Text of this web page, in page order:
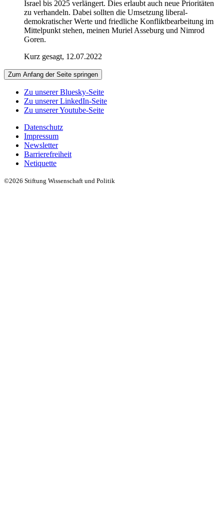
Israel bis 2025 verlängert. Dies erlaubt auch neue Prioritäten
zu verhandeln. Dabei sollten die Umsetzung liberal-
demokratischer Werte und friedliche Konfliktbearbeitung im
Mittelpunkt stehen, meinen Muriel Asseburg und Nimrod
Goren.
Kurz gesagt, 12.07.2022
Zum Anfang der Seite springen
Zu unserer Bluesky-Seite
Zu unserer LinkedIn-Seite
Zu unserer Youtube-Seite
Datenschutz
Impressum
Newsletter
Barrierefreiheit
Netiquette
©2026 Stiftung Wissenschaft und Politik